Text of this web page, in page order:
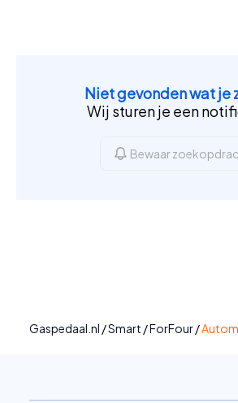
Niet gevonden wat je
Wij sturen je een
Bewaar
Gaspedaal.nl /Smart /ForFour/